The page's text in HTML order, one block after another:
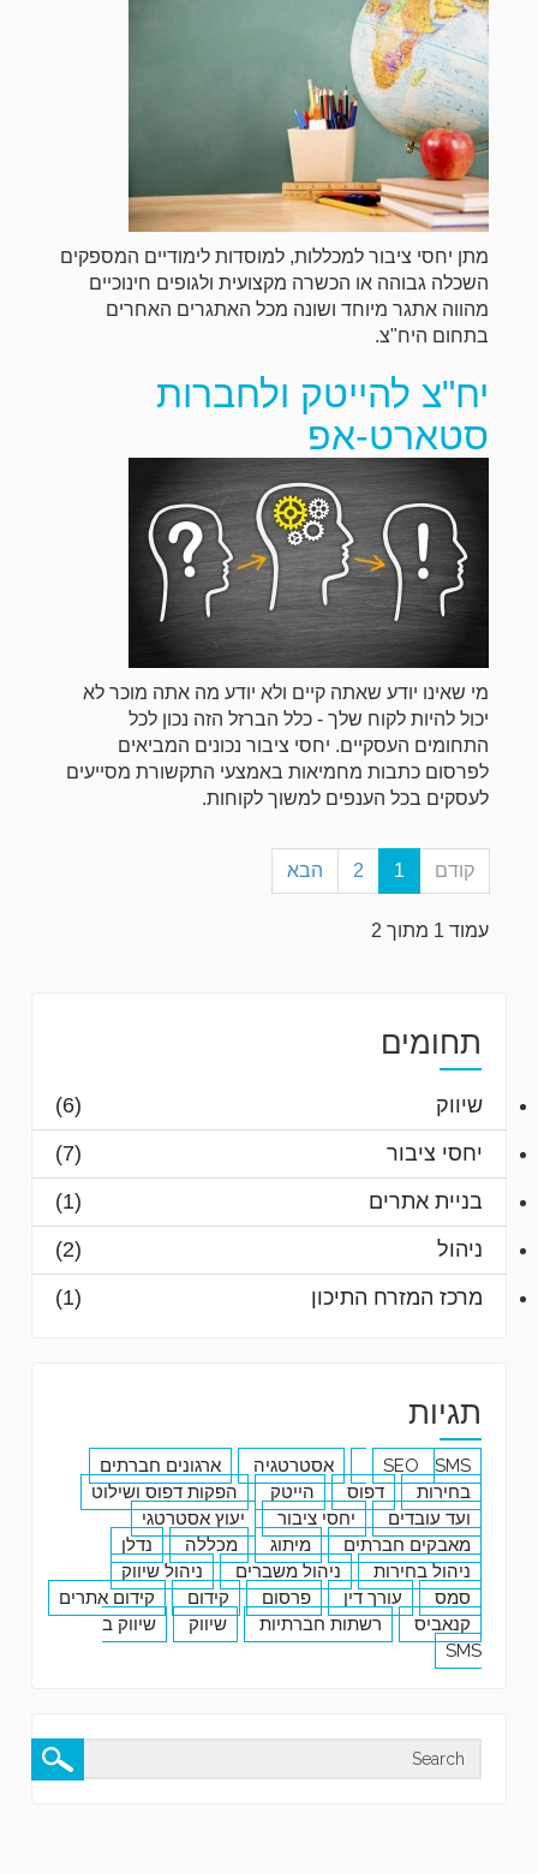
מתן יחסי ציבור למכללות, למוסדות לימודיים המספקים
השכלה גבוהה או הכשרה מקצועית ולגופים חינוכיים
מהווה אתגר מיוחד ושונה מכל האתגרים האחרים
בתחום היח"צ.
יח"צ להייטק ולחברות
סטארט-אפ
מי שאינו יודע שאתה קיים ולא יודע מה אתה מוכר לא
יכול להיות לקוח שלך - כלל הברזל הזה נכון לכל
התחומים העסקיים. יחסי ציבור נכונים המביאים
לפרסום כתבות מחמיאות באמצעי התקשורת מסייעים
לעסקים בכל הענפים למשוך לקוחות.
קודם 1
2 הבא
עמוד 1 מתוך 2
תחומים
שיווק
(6)
יחסי ציבור
(7)
בניית אתרים
(1)
ניהול
(2)
מרכז המזרח התיכון
(1)
תגיות
SEO SMS אסטרטגיה
ארגונים חברתים
בחירות
דפוס הייטק
הפקות דפוס ושילוט
ועד עובדים
יחסי ציבור
יעוץ אסטרטגי
מאבקים חברתים
מיתוג מכללה
נדלן
ניהול בחירות
ניהול משברים
ניהול שיווק
סמס
עורך דין פרסום קידום
קידום אתרים
קנאביס
רשתות חברתיות שיווק
שיווק ב
SMS